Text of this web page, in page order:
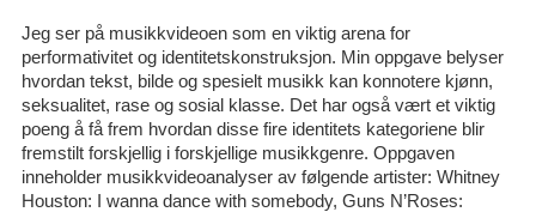
Jeg ser på musikkvideoen som en viktig arena for
performativitet og identitetskonstruksjon. Min oppgave belyser
hvordan tekst, bilde og spesielt musikk kan konnotere kjønn,
seksualitet, rase og sosial klasse. Det har også vært et viktig
poeng å få frem hvordan disse fire identitets kategoriene blir
fremstilt forskjellig i forskjellige musikkgenre. Oppgaven
inneholder musikkvideoanalyser av følgende artister: Whitney
Houston: I wanna dance with somebody, Guns N’Roses: